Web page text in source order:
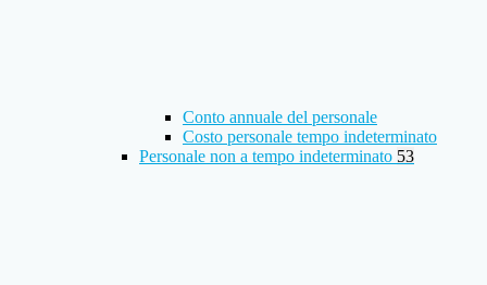
Conto annuale del personale
Costo personale tempo indeterminato
Personale non a tempo indeterminato 53